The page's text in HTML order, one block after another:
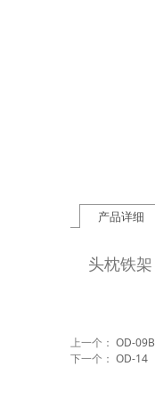
产品详细
头枕铁架
上一个： OD-09B
下一个： OD-14